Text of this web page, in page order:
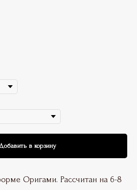
Добавить в корзину
Оригами. Рассчитан на 6-8